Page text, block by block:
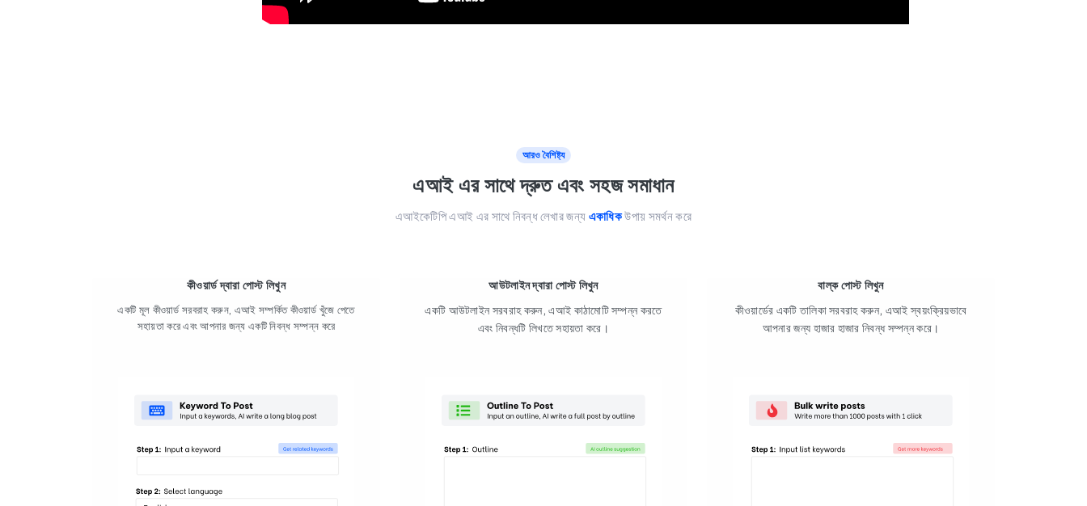
আরও বৈশিষ্ট্য
এআই এর সাথে দ্রুত এবং সহজ সমাধান
এআইকেটিপি এআই এর সাথে নিবন্ধ লেখার জন্য একাধিকউপায় সমর্থন করে
কীওয়ার্ড দ্বারা পোস্ট লিখুন
একটি মূল কীওয়ার্ড সরবরাহ করুন, এআই সম্পর্কিত কীওয়ার্ড খুঁজে পেতে
সহায়তা করে এবং আপনার জন্য একটি নিবন্ধ সম্পন্ন করে
আউটলাইন দ্বারা পোস্ট লিখুন
একটি আউটলাইন সরবরাহ করুন, এআই কাঠামোটি সম্পন্ন করতে
এবং নিবন্ধটি লিখতে সহায়তা করে।
বাল্ক পোস্ট লিখুন
কীওয়ার্ডের একটি তালিকা সরবরাহ করুন, এআই স্বয়ংক্রিয়ভাবে
আপনার জন্য হাজার হাজার নিবন্ধ সম্পন্ন করে।